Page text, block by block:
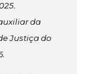
da
Justiça do